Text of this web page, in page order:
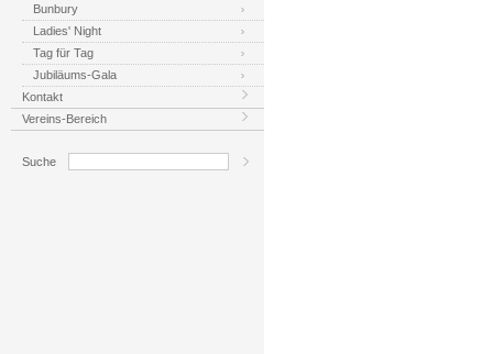
Bunbury
Ladies' Night
Tag für Tag
Jubiläums-Gala
Kontakt
Vereins-Bereich
Suche